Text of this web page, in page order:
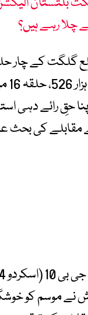
چلا رہے ہیں؟
861 ووٹرز اپنا حقِ
مقابلے کی بحث
نے موسم کو